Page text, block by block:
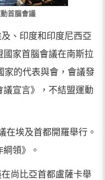
首腦會議
、印度和印度尼西亞
家首腦會議在南斯拉
家的代表與會，會議發
宣言》，不結盟運動
在埃及首都開羅舉行。
領》。
尚比亞首都盧薩卡舉